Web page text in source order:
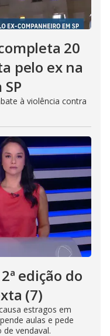
20
pelo ex na
à violência contra
edição do
(7)
estragos em
aulas e pede
vendaval.